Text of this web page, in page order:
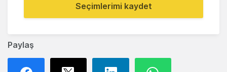
Paylaş
Seçimlerimi kaydet